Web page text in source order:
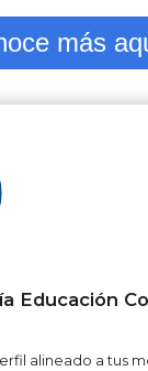
más
Educación
alineado a tus